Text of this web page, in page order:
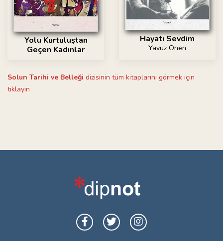
Yolu Kurtuluştan
Geçen Kadınlar
Hayatı Sevdim
Yavuz Önen
Solun Tarihi ve Belleği dizisinin tüm kitaplarını görmek için
tıklayın